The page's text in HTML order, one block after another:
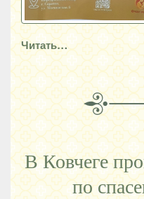
Читать…
В Ковчеге
по